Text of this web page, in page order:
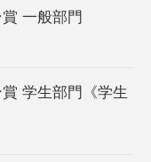
一般部門
学生部門《学生